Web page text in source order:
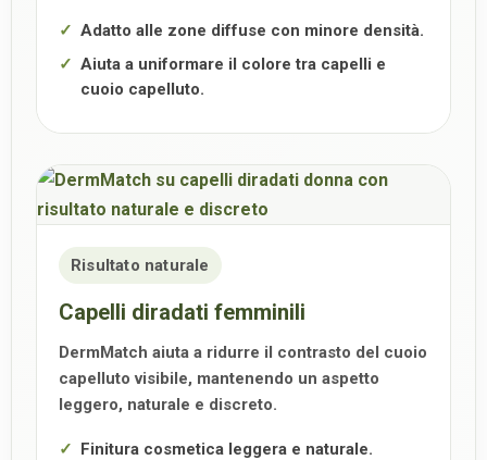
Adatto alle zone diffuse con minore densità.
Aiuta a uniformare il colore tra capelli e
cuoio capelluto.
Risultato naturale
Capelli diradati femminili
DermMatch aiuta a ridurre il contrasto del cuoio
capelluto visibile, mantenendo un aspetto
leggero, naturale e discreto.
Finitura cosmetica leggera e naturale.